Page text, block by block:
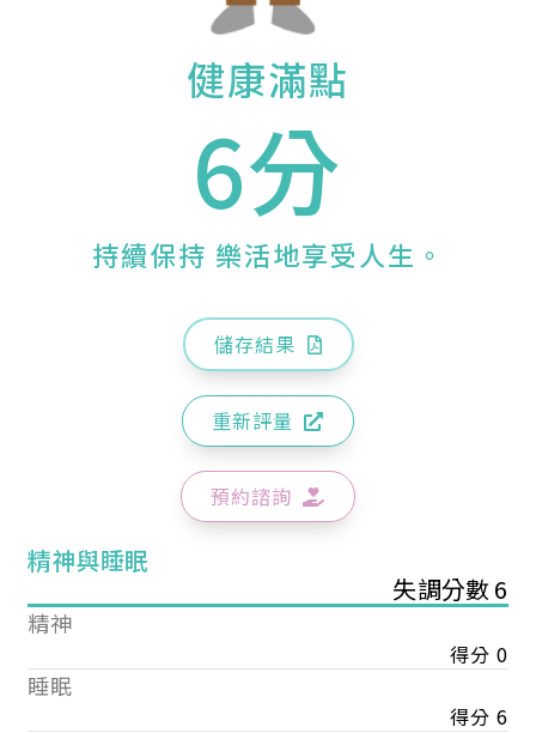
健康滿點
6分
持續保持 樂活地享受人生。
儲存結果
重新評量
預約諮詢
精神與睡眠
失調分數 6
精神
得分 0
睡眠
得分 6